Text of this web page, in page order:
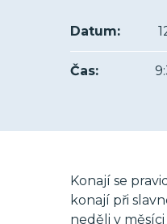
Datum:
Čas:
Konají se
konají při
neděli v